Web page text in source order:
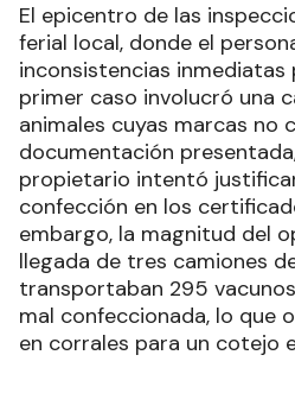
El epicentro de las
ferial local, donde el
inconsistencias inmediatas
primer caso involucró una
animales cuyas marcas no
documentación
propietario intentó
confección en los
embargo, la magnitud del
llegada de tres camiones
transportaban 295
mal confeccionada, lo que
en corrales para un cotejo